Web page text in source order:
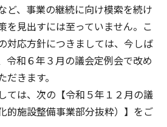
ど、事業の継続に向け模索を続け
を見出すには至っていません。こ
対応方針につきましては、今しば
令和６年３月の議会定例会で改め
きます。
ては、次の【令和５年１２月の議
的施設整備事業部分抜粋）】をご